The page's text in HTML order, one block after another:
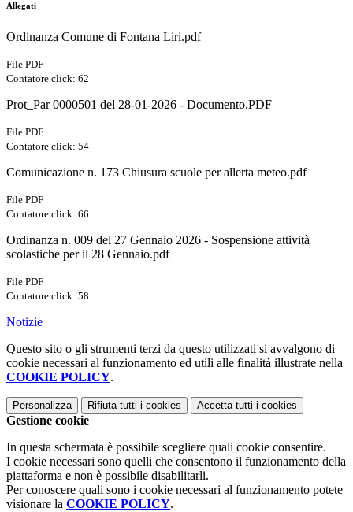
Allegati
Ordinanza Comune di Fontana Liri.pdf
File PDF
Contatore click: 62
Prot_Par 0000501 del 28-01-2026 - Documento.PDF
File PDF
Contatore click: 54
Comunicazione n. 173 Chiusura scuole per allerta meteo.pdf
File PDF
Contatore click: 66
Ordinanza n. 009 del 27 Gennaio 2026 - Sospensione attività
scolastiche per il 28 Gennaio.pdf
File PDF
Contatore click: 58
Notizie
Questo sito o gli strumenti terzi da questo utilizzati si avvalgono di
cookie necessari al funzionamento ed utili alle finalità illustrate nella
COOKIE POLICY.
Personalizza Rifiuta tutti i cookies Accetta tutti i cookies
Gestione cookie
In questa schermata è possibile scegliere quali cookie consentire.
I cookie necessari sono quelli che consentono il funzionamento della
piattaforma e non è possibile disabilitarli.
Per conoscere quali sono i cookie necessari al funzionamento potete
visionare la COOKIE POLICY.